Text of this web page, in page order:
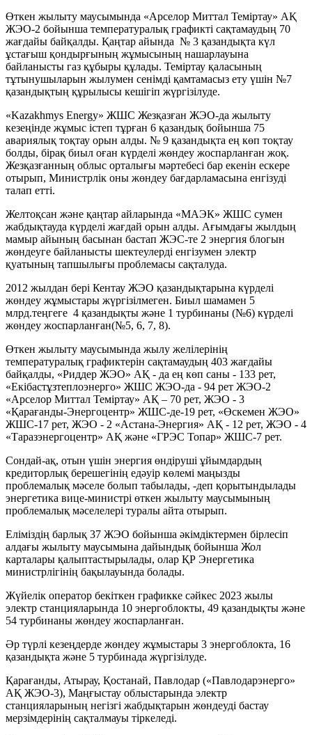
Өткен жылыту маусымында «Арселор Миттал Теміртау» АҚ
ЖЭО-2 бойынша температуралық графикті сақтамаудың 70
жағдайы байқалды. Қаңтар айында № 3 қазандықта күл
ұстағыш қондырғының жұмысының нашарлауына
байланысты газ құбыры құлады. Теміртау қаласының
тұтынушыларын жылумен сенімді қамтамасыз ету үшін №7
қазандықтың құрылысы кешігіп жүргізілуде.
«Kazakhmys Energy» ЖШС Жезқазған ЖЭО-да жылыту
кезеңінде жұмыс істеп тұрған 6 қазандық бойынша 75
авариялық тоқтау орын алды. № 9 қазандықта ең көп тоқтау
болды, бірақ биыл оған күрделі жөндеу жоспарланған жоқ.
Жезқазғанның облыс орталығы мәртебесі бар екенін ескере
отырып, Министрлік оны жөндеу бағдарламасына енгізуді
талап етті.
Желтоқсан және қаңтар айларында «МАЭК» ЖШС сумен
жабдықтауда күрделі жағдай орын алды. Ағымдағы жылдың
мамыр айының басынан бастап ЖЭС-те 2 энергия блогын
жөндеуге байланысты шектеулерді енгізумен электр
қуатының тапшылығы проблемасы сақталуда.
2012 жылдан бері Кентау ЖЭО қазандықтарына күрделі
жөндеу жұмыстары жүргізілмеген. Биыл шамамен 5
млрд.теңгеге 4 қазандықты және 1 турбинаны (№6) күрделі
жөндеу жоспарланған(№5, 6, 7, 8).
Өткен жылыту маусымында жылу желілерінің
температуралық графиктерін сақтамаудың 403 жағдайы
байқалды, «Риддер ЖЭО» АҚ - да ең көп саны - 133 рет,
«Екібастұзтеплоэнерго» ЖШС ЖЭО-да - 94 рет ЖЭО-2
«Арселор Миттал Теміртау» АҚ – 70 рет, ЖЭО - 3
«Қарағанды-Энергоцентр» ЖШС-де-19 рет, «Өскемен ЖЭО»
ЖШС-17 рет, ЖЭО - 2 «Астана-Энергия» АҚ - 12 рет, ЖЭО - 4
«Таразэнергоцентр» АҚ және «ГРЭС Топар» ЖШС-7 рет.
Сондай-ақ, отын үшін энергия өндіруші ұйымдардың
кредиторлық берешегінің едәуір көлемі маңызды
проблемалық мәселе болып табылады, -деп қорытындылады
энергетика вице-министрі өткен жылыту маусымының
проблемалық мәселелері туралы айта отырып.
Еліміздің барлық 37 ЖЭО бойынша әкімдіктермен бірлесіп
алдағы жылыту маусымына дайындық бойынша Жол
карталары қалыптастырылады, олар ҚР Энергетика
министрлігінің бақылауында болады.
Жүйелік оператор бекіткен графикке сәйкес 2023 жылы
электр станцияларында 10 энергоблокты, 49 қазандықты және
54 турбинаны жөндеу жоспарланған.
Әр түрлі кезеңдерде жөндеу жұмыстары 3 энергоблокта, 16
қазандықта және 5 турбинада жүргізілуде.
Қарағанды, Атырау, Қостанай, Павлодар («Павлодарэнерго»
АҚ ЖЭО-3), Маңғыстау облыстарында электр
станцияларының негізгі жабдықтарын жөндеуді бастау
мерзімдерінің сақталмауы тіркеледі.